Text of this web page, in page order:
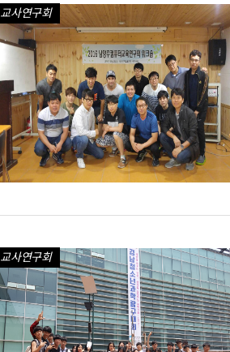
교사연구회
교사연구회